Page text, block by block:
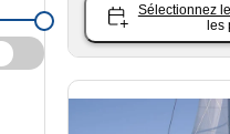
Sélectionnez
les